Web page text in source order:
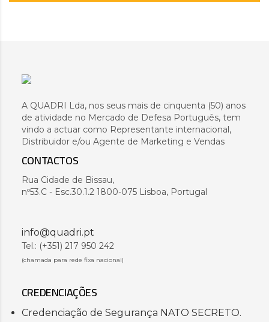
A QUADRI Lda, nos seus mais de cinquenta (50) anos
de atividade no Mercado de Defesa Português, tem
vindo a actuar como Representante internacional,
Distribuidor e/ou Agente de Marketing e Vendas
CONTACTOS
Rua Cidade de Bissau,
nº53.C - Esc.30.1.2 1800-075 Lisboa, Portugal
info@quadri.pt
Tel.: (+351) 217 950 242
(chamada para rede fixa nacional)
CREDENCIAÇÕES
Credenciação de Segurança NATO SECRETO.